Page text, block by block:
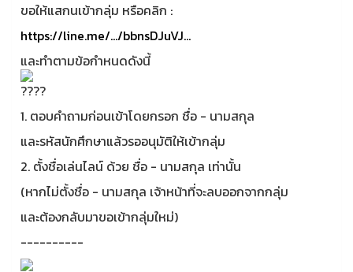
ขอให้แสกนเข้ากลุ่ม หรือคลิก :
https://line.me/.../bbnsDJuVJ...
และทำตามข้อกำหนดดังนี้
1. ตอบคำถามก่อนเข้าโดยกรอก ชื่อ - นามสกุล
และรหัสนักศึกษาแล้วรออนุมัติให้เข้ากลุ่ม
2. ตั้งชื่อเล่นไลน์ ด้วย ชื่อ - นามสกุล เท่านั้น
(หากไม่ตั้งชื่อ - นามสกุล เจ้าหน้าที่จะลบออกจากกลุ่ม
และต้องกลับมาขอเข้ากลุ่มใหม่)
----------